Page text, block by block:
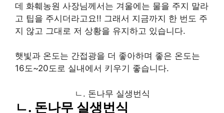
데 화훼농원 사장님께서는 겨울에는 물을 주지 말라
고 팁을 주시더라고요!! 그래서 지금까지 한 번도 주
지 않고 그대로 저 상황을 유지하고 있습니다.
햇빛과 온도는 간접광을 더 좋아하며 좋은 온도는
16도~20도로 실내에서 키우기 좋습니다.
ㄴ. 돈나무 실생번식
ㄴ. 돈나무 실생번식